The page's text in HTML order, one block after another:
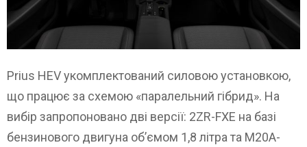
Prius HEV укомплектований силовою установкою,
що працює за схемою «паралельний гібрид». На
вибір запропоновано дві версії: 2ZR-FXE на базі
бензинового двигуна об’ємом 1,8 літра та M20A-